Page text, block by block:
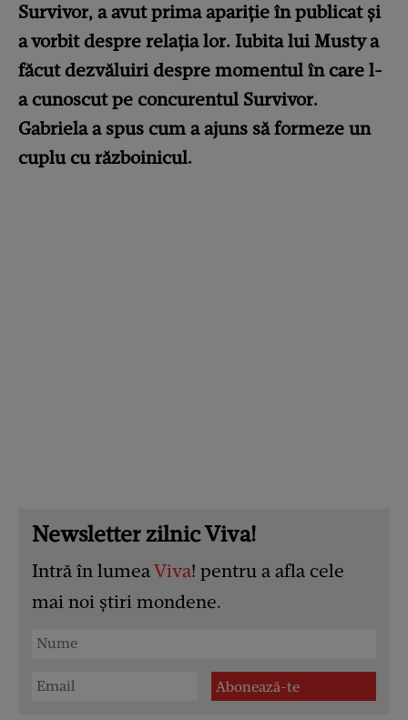
Survivor, a avut prima apariție în publicat și
a vorbit despre relația lor. Iubita lui Musty a
făcut dezvăluiri despre momentul în care l-
a cunoscut pe concurentul Survivor.
Gabriela a spus cum a ajuns să formeze un
cuplu cu războinicul.
Newsletter zilnic Viva!
Intră în lumeaViva! pentru a afla cele
mai noi știri mondene.